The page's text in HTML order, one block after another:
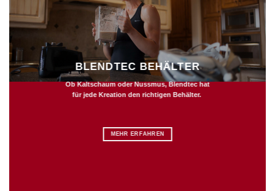
BLENDTEC BEHÄLTER
Ob Kaltschaum oder Nussmus, Blendtec hat
für jede Kreation den richtigen Behälter.
MEHR ERFAHREN